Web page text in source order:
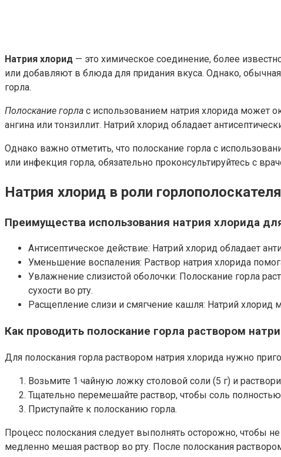
Натрия хлорид — это химическое соединение, более
или добавляют в блюда для придания вкуса. Однако,
горла.
Полоскание горла с использованием натрия хлорида может
ангина или тонзиллит. Натрий хлорид обладает
Однако важно отметить, что полоскание горла с
или инфекция горла, обязательно проконсультируйтесь с
Натрия хлорид в роли горлополоскателя
Преимущества использования натрия хлорида
Антисептическое действие: Натрий хлорид обладает
Уменьшение воспаления: Раствор натрия хлорида
Увлажнение слизистой оболочки: Полоскание горла
сухости во рту.
Расщепление слизи и смягчение кашля: Натрий хлорид
Как проводить полоскание горла раствором
Для полоскания горла раствором натрия хлорида нужно
Возьмите 1 чайную ложку столовой соли (5 г) и
Тщательно перемешайте раствор, чтобы соль полностью
Приступайте к полосканию горла.
Процесс полоскания следует выполнять осторожно, чтобы
медленно мешая раствор во рту. После полоскания